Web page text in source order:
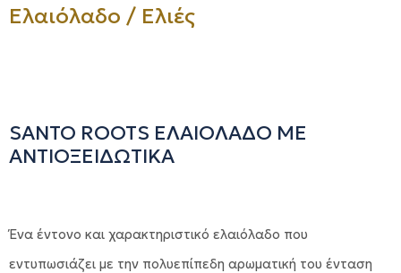
Ελαιόλαδο / Ελιές
SANTO ROOTS ΕΛΑΙΟΛΑΔΟ ΜΕ
ΑΝΤΙΟΞΕΙΔΩΤΙΚΑ
Ένα έντονο και χαρακτηριστικό ελαιόλαδο που
εντυπωσιάζει με την πολυεπίπεδη αρωματική του ένταση